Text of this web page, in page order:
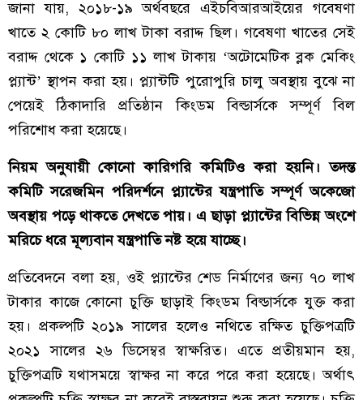
জানা যায়, ২০১৮-১৯ অর্থবছরে এইচবিআরআইয়ের গবেষণা
খাতে ২ কোটি ৮০ লাখ টাকা বরাদ্দ ছিল। গবেষণা খাতের সেই
বরাদ্দ থেকে ১ কোটি ১১ লাখ টাকায় ‘অটোমেটিক ব্লক মেকিং
প্ল্যান্ট’ স্থাপন করা হয়। প্ল্যান্টটি পুরোপুরি চালু অবস্থায় বুঝে না
পেয়েই ঠিকাদারি প্রতিষ্ঠান কিংডম বিল্ডার্সকে সম্পূর্ণ বিল
পরিশোধ করা হয়েছে।
নিয়ম অনুযায়ী কোনো কারিগরি কমিটিও করা হয়নি। তদন্ত
কমিটি সরেজমিন পরিদর্শনে প্ল্যান্টের যন্ত্রপাতি সম্পূর্ণ অকেজো
অবস্থায় পড়ে থাকতে দেখতে পায়। এ ছাড়া প্ল্যান্টের বিভিন্ন অংশে
মরিচে ধরে মূল্যবান যন্ত্রপাতি নষ্ট হয়ে যাচ্ছে।
প্রতিবেদনে বলা হয়, ওই প্ল্যান্টের শেড নির্মাণের জন্য ৭০ লাখ
টাকার কাজে কোনো চুক্তি ছাড়াই কিংডম বিল্ডার্সকে যুক্ত করা
হয়। প্রকল্পটি ২০১৯ সালের হলেও নথিতে রক্ষিত চুক্তিপত্রটি
২০২১ সালের ২৬ ডিসেম্বর স্বাক্ষরিত। এতে প্রতীয়মান হয়,
চুক্তিপত্রটি যথাসময়ে স্বাক্ষর না করে পরে করা হয়েছে। অর্থাৎ